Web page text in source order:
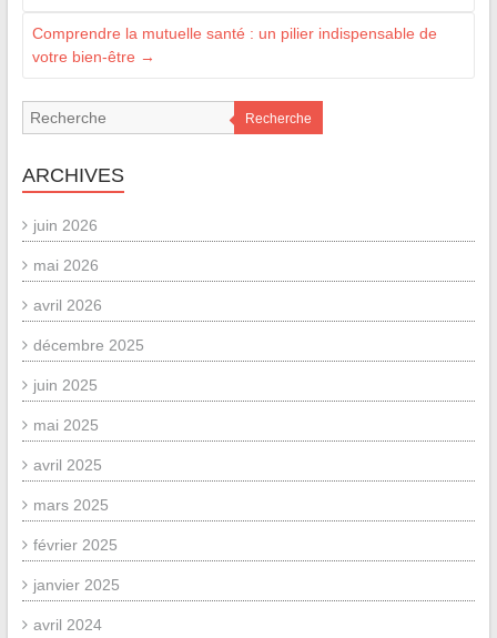
Comprendre la mutuelle santé : un pilier indispensable de
votre bien-être →
Recherche
ARCHIVES
juin 2026
mai 2026
avril 2026
décembre 2025
juin 2025
mai 2025
avril 2025
mars 2025
février 2025
janvier 2025
avril 2024